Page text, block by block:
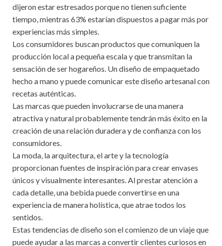
dijeron estar estresados porque no tienen suficiente
tiempo, mientras 63% estarían dispuestos a pagar más por
experiencias más simples.
Los consumidores buscan productos que comuniquen la
producción local a pequeña escala y que transmitan la
sensación de ser hogareños. Un diseño de empaquetado
hecho a mano y puede comunicar este diseño artesanal con
recetas auténticas.
Las marcas que pueden involucrarse de una manera
atractiva y natural probablemente tendrán más éxito en la
creación de una relación duradera y de confianza con los
consumidores.
La moda, la arquitectura, el arte y la tecnología
proporcionan fuentes de inspiración para crear envases
únicos y visualmente interesantes. Al prestar atención a
cada detalle, una bebida puede convertirse en una
experiencia de manera holística, que atrae todos los
sentidos.
Estas tendencias de diseño son el comienzo de un viaje que
puede ayudar a las marcas a convertir clientes curiosos en